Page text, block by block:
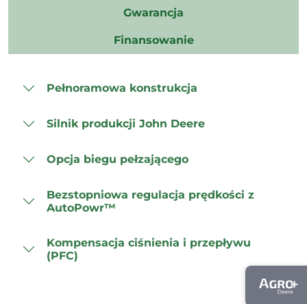
Gwarancja
Finansowanie
Pełnoramowa konstrukcja
Silnik produkcji John Deere
Opcja biegu pełzającego
Bezstopniowa regulacja prędkości z
AutoPowr™
Kompensacja ciśnienia i przepływu
(PFC)